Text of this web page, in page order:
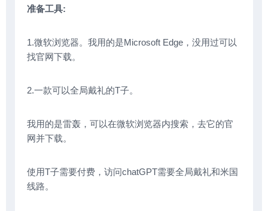
准备工具:
1.微软浏览器。我用的是Microsoft Edge，没用过可以
找官网下载。
2.一款可以全局戴礼的T子。
我用的是雷轰，可以在微软浏览器内搜索，去它的官
网并下载。
使用T子需要付费，访问chatGPT需要全局戴礼和米国
线路。